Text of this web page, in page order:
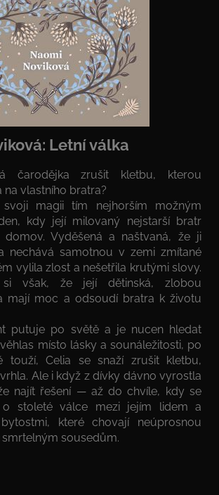
Letní válka
čarodějka zrušit kletbu, kterou
vlastního bratra?
svoji magii tím nejhorším možným
kdy její milovaný nejstarší bratr
Vyděšená a naštvaná, že ji
nechává samotnou v zemi zmítané
vylila zlost a nešetřila krutými slovy.
si však, že její dětinská, zlobou
mají moc a odsoudí bratra k životu
putuje po světě a je nucen hledat
místo lásky a sounáležitosti, po
touží, Celia se snaží zrušit kletbu,
Ale i když z dívky dávno vyrostla
najít řešení — až do chvíle, kdy se
stoleté válce mezi jejím lidem a
které chovají neúprosnou
sousedům.